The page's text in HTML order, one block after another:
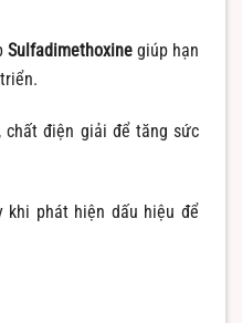
Sulfadimethoxinegiúp hạn
chất điện giải để tăng sức
khi phát hiện dấu hiệu để